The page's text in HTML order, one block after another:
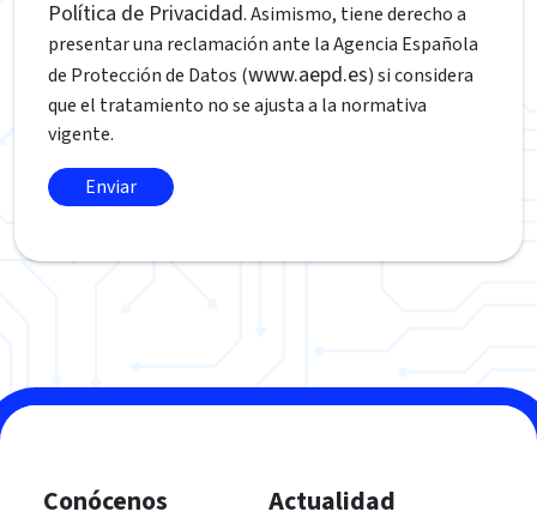
Política de Privacidad. Asimismo, tiene derecho a
presentar una reclamación ante la Agencia Española
de Protección de Datos (www.aepd.es) si considera
que el tratamiento no se ajusta a la normativa
vigente.
Conócenos Actualidad